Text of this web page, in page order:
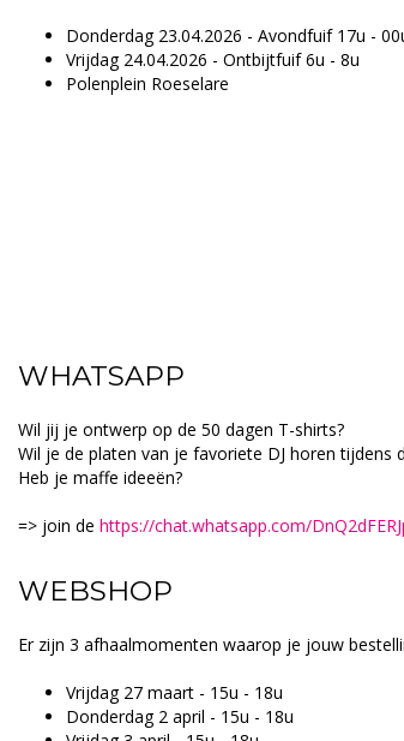
Donderdag 23.04.2026 - Avondfuif 17u -
Vrijdag 24.04.2026 - Ontbijtfuif 6u - 8u
Polenplein Roeselare
WHATSAPP
Wil jij je ontwerp op de 50 dagen T-shirts?
Wil je de platen van je favoriete DJ horen tijdens
Heb je maffe ideeën?
=> join de https://chat.whatsapp.com/
WEBSHOP
Er zijn 3 afhaalmomenten waarop je jouw
Vrijdag 27 maart - 15u - 18u
Donderdag 2 april - 15u - 18u